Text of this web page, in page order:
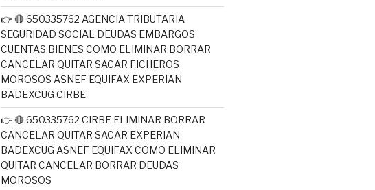
👉 🔴 650335762 AGENCIA TRIBUTARIA
SEGURIDAD SOCIAL DEUDAS EMBARGOS
CUENTAS BIENES COMO ELIMINAR BORRAR
CANCELAR QUITAR SACAR FICHEROS
MOROSOS ASNEF EQUIFAX EXPERIAN
BADEXCUG CIRBE
👉 🔴 650335762 CIRBE ELIMINAR BORRAR
CANCELAR QUITAR SACAR EXPERIAN
BADEXCUG ASNEF EQUIFAX COMO ELIMINAR
QUITAR CANCELAR BORRAR DEUDAS
MOROSOS